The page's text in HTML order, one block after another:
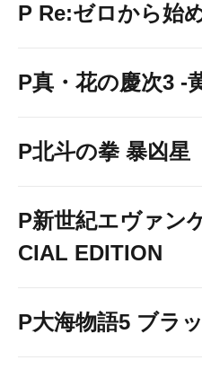
P Re:ゼロから始
P真・花の慶次3 -
P北斗の拳 暴凶星
P新世紀エヴァン
CIAL EDITION
P大海物語5 ブラ